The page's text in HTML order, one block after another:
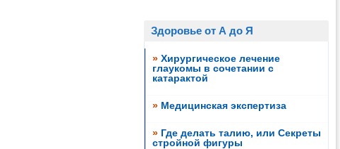
Здоровье от А до Я
» Хирургическое лечение
глаукомы в сочетании с
катарактой
» Медицинская экспертиза
» Где делать талию, или Секреты
стройной фигуры